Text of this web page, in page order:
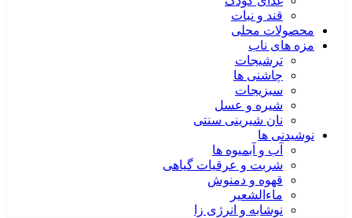
قند و نبات
محصولات محلی
مزه های ناب
ترشیجات
چاشنی ها
سبزیجات
شیره و عسل
نان شیرینی سنتی
نوشیدنی ها
آب و آبمیوه ها
شربت و عرقیات گیاهی
قهوه و دمنوش
ماءالشعیر
نوشابه و انرژی زا